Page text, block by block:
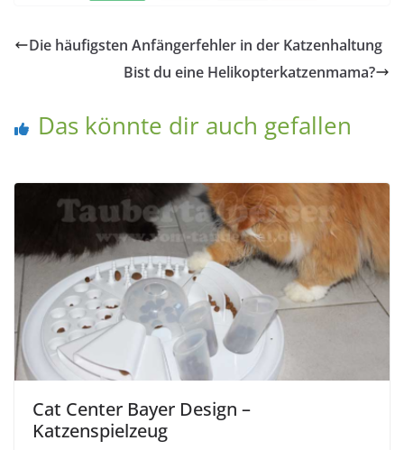
Die häufigsten Anfängerfehler in der Katzenhaltung
Bist du eine Helikopterkatzenmama?
Das könnte dir auch gefallen
Cat Center Bayer Design –
Katzenspielzeug